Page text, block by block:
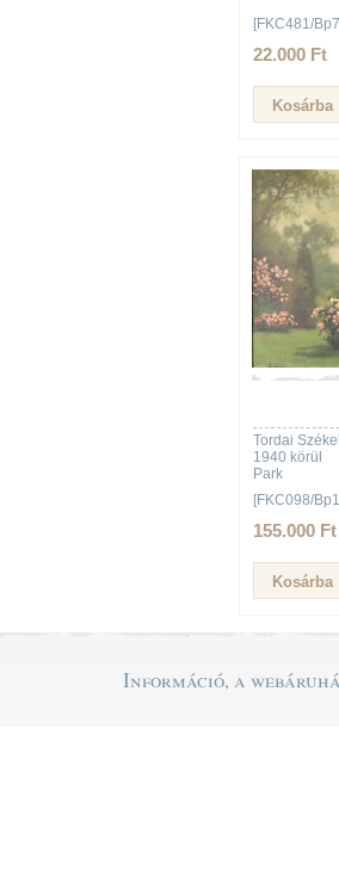
[FKC481/
22.000 Ft
Tordai
1940 körül
Park
[FKC098/
155.000 Ft
Információ, a